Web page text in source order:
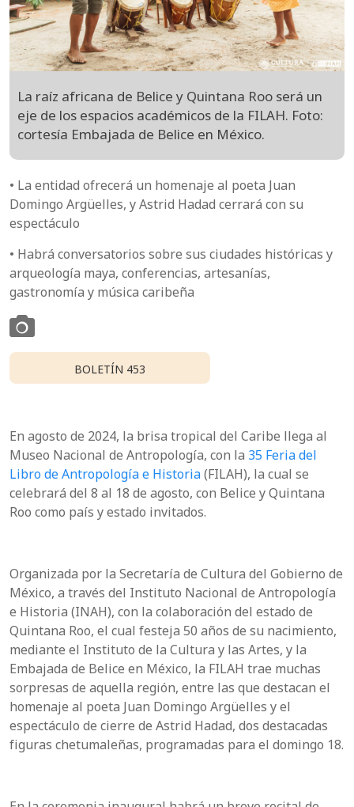
La raíz africana de Belice y Quintana Roo será un
eje de los espacios académicos de la FILAH. Foto:
cortesía Embajada de Belice en México.
• La entidad ofrecerá un homenaje al poeta Juan
Domingo Argüelles, y Astrid Hadad cerrará con su
espectáculo
• Habrá conversatorios sobre sus ciudades históricas y
arqueología maya, conferencias, artesanías,
gastronomía y música caribeña
BOLETÍN 453
En agosto de 2024, la brisa tropical del Caribe llega al
Museo Nacional de Antropología, con la 35 Feria del
Libro de Antropología e Historia(FILAH), la cual se
celebrará del 8 al 18 de agosto, con Belice y Quintana
Roo como país y estado invitados.
Organizada por la Secretaría de Cultura del Gobierno de
México, a través del Instituto Nacional de Antropología
e Historia (INAH), con la colaboración del estado de
Quintana Roo, el cual festeja 50 años de su nacimiento,
mediante el Instituto de la Cultura y las Artes, y la
Embajada de Belice en México, la FILAH trae muchas
sorpresas de aquella región, entre las que destacan el
homenaje al poeta Juan Domingo Argüelles y el
espectáculo de cierre de Astrid Hadad, dos destacadas
figuras chetumaleñas, programadas para el domingo 18.